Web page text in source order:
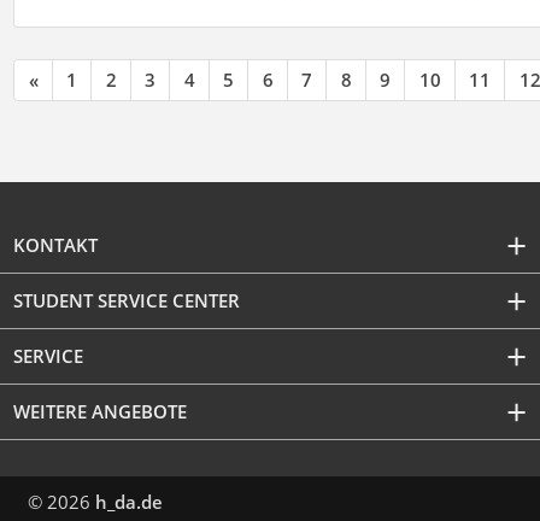
« 1 2 3 4 5 6 7 8 9 10 11 12
KONTAKT
STUDENT SERVICE CENTER
SERVICE
WEITERE ANGEBOTE
© 2026 h_da.de